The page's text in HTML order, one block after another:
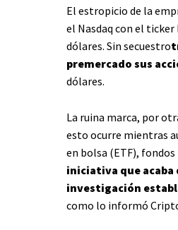
El estropicio de la
el Nasdaq con el ticker
dólares. Sin secuestro
premercado sus
dólares.
La ruina marca, por
esto ocurre mientras
en bolsa (ETF),
iniciativa que acaba
investigación
como lo informó